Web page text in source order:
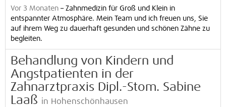
Vor 3 Monaten – Zahnmedizin für Groß und Klein in
entspannter Atmosphäre. Mein Team und ich freuen uns, Sie
auf ihrem Weg zu dauerhaft gesunden und schönen Zähne zu
begleiten.
Behandlung von Kindern und
Angstpatienten in der
Zahnarztpraxis Dipl.-Stom. Sabine
Laaß in Hohenschönhausen